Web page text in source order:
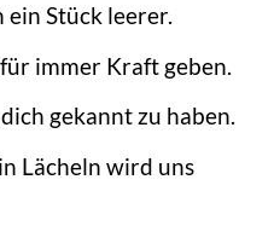
Stück leerer.
immer Kraft geben.
gekannt zu haben.
Lächeln wird uns